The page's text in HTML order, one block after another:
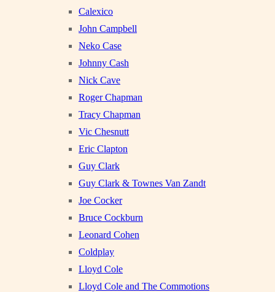
Calexico
John Campbell
Neko Case
Johnny Cash
Nick Cave
Roger Chapman
Tracy Chapman
Vic Chesnutt
Eric Clapton
Guy Clark
Guy Clark & Townes Van Zandt
Joe Cocker
Bruce Cockburn
Leonard Cohen
Coldplay
Lloyd Cole
Lloyd Cole and The Commotions